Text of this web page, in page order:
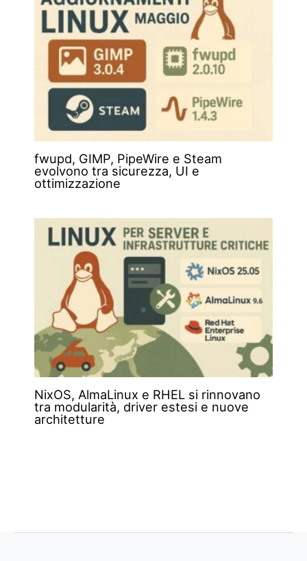
fwupd, GIMP, PipeWire e Steam
evolvono tra sicurezza, UI e
ottimizzazione
NixOS, AlmaLinux e RHEL si rinnovano
tra modularità, driver estesi e nuove
architetture